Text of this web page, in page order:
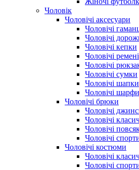
Чоловік
Чоловічі аксесуари
Чоловічі
Чоловічі
Чоловічі кепки
Чоловічі ремені
Чоловічі
Чоловічі сумки
Чоловічі шапки
Чоловічі шарфи
Чоловічі брюки
Чоловічі
Чоловічі
Чоловічі
Чоловічі
Чоловічі костюми
Чоловічі
Чоловічі